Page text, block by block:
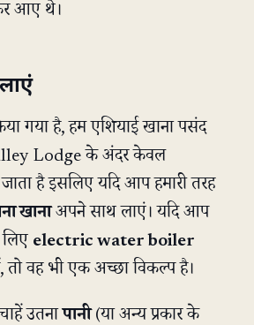
आए थे।
गया है, हम एशियाई खाना पसंद
Lodge के अंदर केवल
है इसलिए यदि आप हमारी तरह
खानाअपने साथ लाएं। यदि आप
electric water boiler
तो वह भी एक अच्छा विकल्प है।
उतनापानी(या अन्य प्रकार के